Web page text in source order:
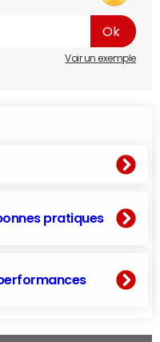
Voir un exemple
pratiques